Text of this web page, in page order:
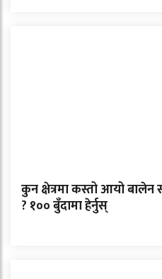
कुन क्षेत्रमा कस्तो आयो बालेन
? १०० बुँदामा हेर्नुस्